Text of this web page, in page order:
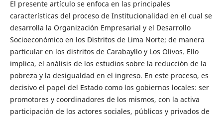
El presente artículo se enfoca en las principales
características del proceso de Institucionalidad en el cual se
desarrolla la Organización Empresarial y el Desarrollo
Socioeconómico en los Distritos de Lima Norte; de manera
particular en los distritos de Carabayllo y Los Olivos. Ello
implica, el análisis de los estudios sobre la reducción de la
pobreza y la desigualdad en el ingreso. En este proceso, es
decisivo el papel del Estado como los gobiernos locales: ser
promotores y coordinadores de los mismos, con la activa
participación de los actores sociales, públicos y privados de